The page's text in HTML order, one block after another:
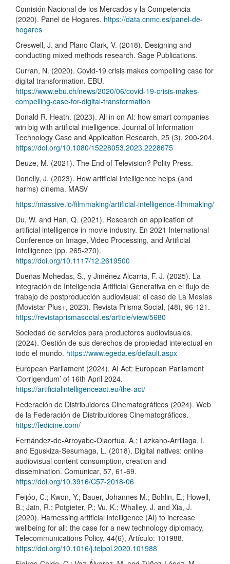
Comisión Nacional de los Mercados y la Competencia
(2020). Panel de Hogares. https://data.cnmc.es/panel-de-
hogares
Creswell, J. and Plano Clark, V. (2018). Designing and
conducting mixed methods research. Sage Publications.
Curran, N. (2020). Covid-19 crisis makes compelling case for
digital transformation. EBU.
https://www.ebu.ch/news/2020/06/covid-19-crisis-makes-
compelling-case-for-digital-transformation
Donald R. Heath. (2023). All in on AI: how smart companies
win big with artificial intelligence. Journal of Information
Technology Case and Application Research, 25 (3), 200-204.
https://doi.org/10.1080/15228053.2023.2228675
Deuze, M. (2021). The End of Television? Polity Press.
Donelly, J. (2023). How artificial intelligence helps (and
harms) cinema. MASV
https://massive.io/filmmaking/artificial-intelligence-filmmaking/
Du, W. and Han, Q. (2021). Research on application of
artificial intelligence in movie industry. En 2021 International
Conference on Image, Video Processing, and Artificial
Intelligence (pp. 265-270).
https://doi.org/10.1117/12.2619500
Dueñas Mohedas, S., y Jiménez Alcarria, F. J. (2025). La
integración de Inteligencia Artificial Generativa en el flujo de
trabajo de postproducción audiovisual: el caso de La Mesías
(Movistar Plus+, 2023). Revista Prisma Social, (48), 96-121.
https://revistaprismasocial.es/article/view/5680
Sociedad de servicios para productores audiovisuales.
(2024). Gestión de sus derechos de propiedad intelectual en
todo el mundo. https://www.egeda.es/default.aspx
European Parliament (2024). AI Act: European Parliament
‘Corrigendum’ of 16th April 2024.
https://artificialintelligenceact.eu/the-act/
Federación de Distribuidores Cinematográficos (2024). Web
de la Federación de Distribuidores Cinematográficos.
https://fedicine.com/
Fernández-de-Arroyabe-Olaortua, A.; Lazkano-Arrillaga, I.
and Eguskiza-Sesumaga, L. (2018). Digital natives: online
audiovisual content consumption, creation and
dissemination. Comunicar, 57, 61-69.
https://doi.org/10.3916/C57-2018-06
Feijóo, C.; Kwon, Y.; Bauer, Johannes M.; Bohlin, E.; Howell,
B.; Jain, R.; Potgieter, P.; Vu, K.; Whalley, J. and Xia, J.
(2020). Harnessing artificial intelligence (AI) to increase
wellbeing for all: the case for a new technology diplomacy.
Telecommunications Policy, 44(6), Artículo: 101988.
https://doi.org/10.1016/j.telpol.2020.101988